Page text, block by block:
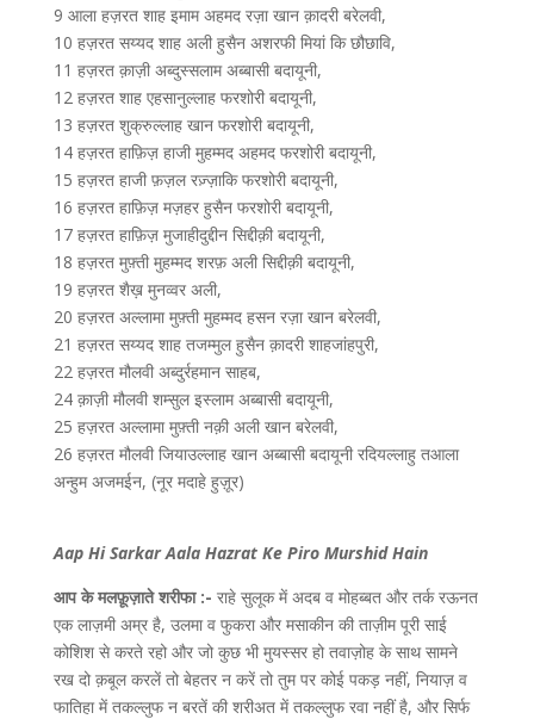
9 आला हज़रत शाह इमाम अहमद रज़ा खान क़ादरी बरेलवी,
10 हज़रत सय्यद शाह अली हुसैन अशरफी मियां कि छौछावि,
11 हज़रत क़ाज़ी अब्दुस्सलाम अब्बासी बदायूनी,
12 हज़रत शाह एहसानुल्लाह फरशोरी बदायूनी,
13 हज़रत शुक्रुल्लाह खान फरशोरी बदायूनी,
14 हज़रत हाफ़िज़ हाजी मुहम्मद अहमद फरशोरी बदायूनी,
15 हज़रत हाजी फ़ज़ल रज़्ज़ाकि फरशोरी बदायूनी,
16 हज़रत हाफ़िज़ मज़हर हुसैन फरशोरी बदायूनी,
17 हज़रत हाफ़िज़ मुजाहीदुद्दीन सिद्दीक़ी बदायूनी,
18 हज़रत मुफ़्ती मुहम्मद शरफ़ अली सिद्दीक़ी बदायूनी,
19 हज़रत शैख़ मुनव्वर अली,
20 हज़रत अल्लामा मुफ़्ती मुहम्मद हसन रज़ा खान बरेलवी,
21 हज़रत सय्यद शाह तजम्मुल हुसैन क़ादरी शाहजांहपुरी,
22 हज़रत मौलवी अब्दुर्रहमान साहब,
24 क़ाज़ी मौलवी शम्सुल इस्लाम अब्बासी बदायूनी,
25 हज़रत अल्लामा मुफ़्ती नक़ी अली खान बरेलवी,
26 हज़रत मौलवी जियाउल्लाह खान अब्बासी बदायूनी रदियल्लाहु तआला
अन्हुम अजमईन, (नूर मदाहे हुज़ूर)
Aap Hi Sarkar Aala Hazrat Ke Piro Murshid Hain
आप के मलफ़ूज़ाते शरीफा :- राहे सुलूक में अदब व मोहब्बत और तर्क रऊनत
एक लाज़मी अम्र है, उलमा व फुकरा और मसाकीन की ताज़ीम पूरी साई
कोशिश से करते रहो और जो कुछ भी मुयस्सर हो तवाज़ोह के साथ सामने
रख दो क़बूल करलें तो बेहतर न करें तो तुम पर कोई पकड़ नहीं, नियाज़ व
फातिहा में तकल्लुफ न बरतें की शरीअत में तकल्लुफ रवा नहीं है, और सिर्फ